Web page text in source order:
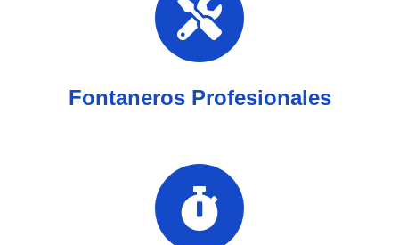
Fontaneros Profesionales